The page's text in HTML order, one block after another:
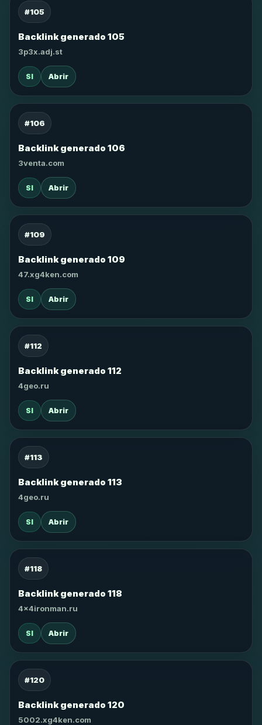
#105
Backlink generado 105
3p3x.adj.st
SI Abrir
#106
Backlink generado 106
3venta.com
SI Abrir
#109
Backlink generado 109
47.xg4ken.com
SI Abrir
#112
Backlink generado 112
4geo.ru
SI Abrir
#113
Backlink generado 113
4geo.ru
SI Abrir
#118
Backlink generado 118
4x4ironman.ru
SI Abrir
#120
Backlink generado 120
5002.xg4ken.com